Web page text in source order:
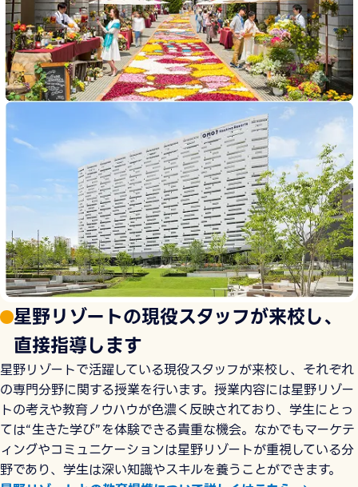
星野リゾートの現役スタッフが来校し、
直接指導します
星野リゾートで活躍している現役スタッフが来校し、それぞれ
の専門分野に関する授業を行います。授業内容には星野リゾー
トの考えや教育ノウハウが色濃く反映されており、学生にとっ
ては“生きた学び”を体験できる貴重な機会。なかでもマーケテ
ィングやコミュニケーションは星野リゾートが重視している分
野であり、学生は深い知識やスキルを養うことができます。